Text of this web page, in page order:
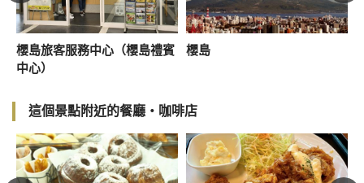
櫻島旅客服務中心（櫻島禮賓
中心）
櫻島
這個景點附近的餐廳・咖啡店